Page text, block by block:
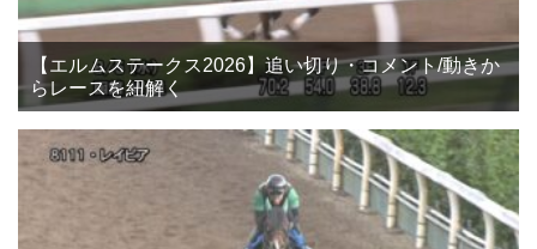
【エルムステークス2026】追い切り・コメント/動きか
らレースを紐解く